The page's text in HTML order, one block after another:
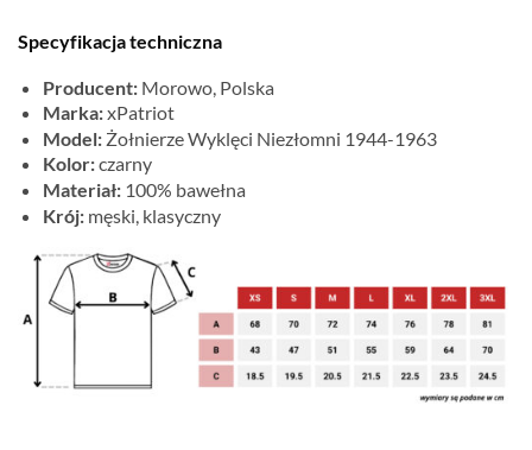
Specyfikacja techniczna
Producent:Morowo, Polska
Marka:xPatriot
Model:Żołnierze Wyklęci Niezłomni 1944-1963
Kolor:czarny
Materiał:100% bawełna
Krój:męski, klasyczny